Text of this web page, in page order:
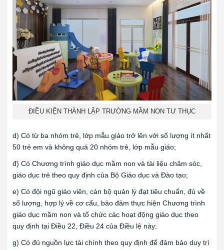
ĐIỀU KIỆN THÀNH LẬP TRƯỜNG MẦM NON TƯ THỤC
d) Có từ ba nhóm trẻ, lớp mẫu giáo trở lên với số lượng ít nhất
50 trẻ em và không quá 20 nhóm trẻ, lớp mẫu giáo;
đ) Có Chương trình giáo dục mầm non và tài liệu chăm sóc,
giáo dục trẻ theo quy định của Bộ Giáo dục và Đào tạo;
e) Có đội ngũ giáo viên, cán bộ quản lý đạt tiêu chuẩn, đủ về
số lượng, hợp lý về cơ cấu, bảo đảm thực hiện Chương trình
giáo dục mầm non và tổ chức các hoạt động giáo dục theo
quy định tại Điều 22, Điều 24 của Điều lệ này;
g) Có đủ nguồn lực tài chính theo quy định để đảm bảo duy trì